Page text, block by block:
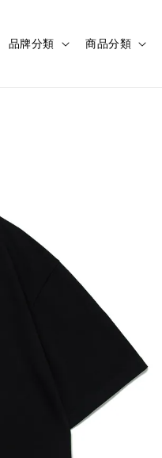
品牌分類 商品分類